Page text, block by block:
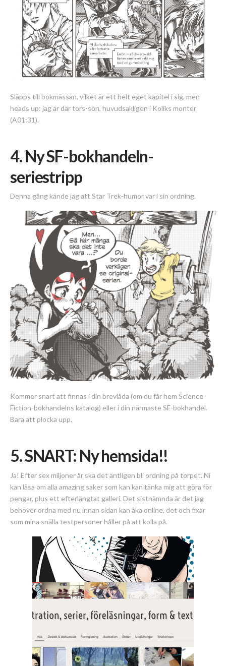
Släpps till bokmässan, vilket är ett helt eget kapitel i sig, men
heads up: jag är där tors-sön, huvudsakligen i Koliks monter
(A01:31).
4. Ny SF-bokhandeln-
seriestripp
Denna gång kände jag att Star Trek-humor var i sin ordning.
Kommer snart att finnas i din brevlåda (om du får hem Science
Fiction-bokhandelns katalog) eller i din närmaste SF-bokhandel.
Bara att plocka upp.
5. SNART: Ny hemsida!!
Ja! Efter sex miljoner år ska det äntligen bli ordning på torpet. Ni
kan läsa om alla amazing saker som kan kan tänka mig att göra för
pengar, plus ett efterlängtat galleri. Det sistnämnda är det jag
behöver ordna med nu innan sidan kan åka online, det och fixar
som mina snälla testpersoner håller på att kolla på.